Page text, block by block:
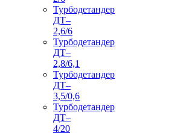
Турбодетандер
ДТ–
2,6/6
Турбодетандер
ДТ–
2,8/6,1
Турбодетандер
ДТ–
3,5/0,6
Турбодетандер
ДТ–
4/20